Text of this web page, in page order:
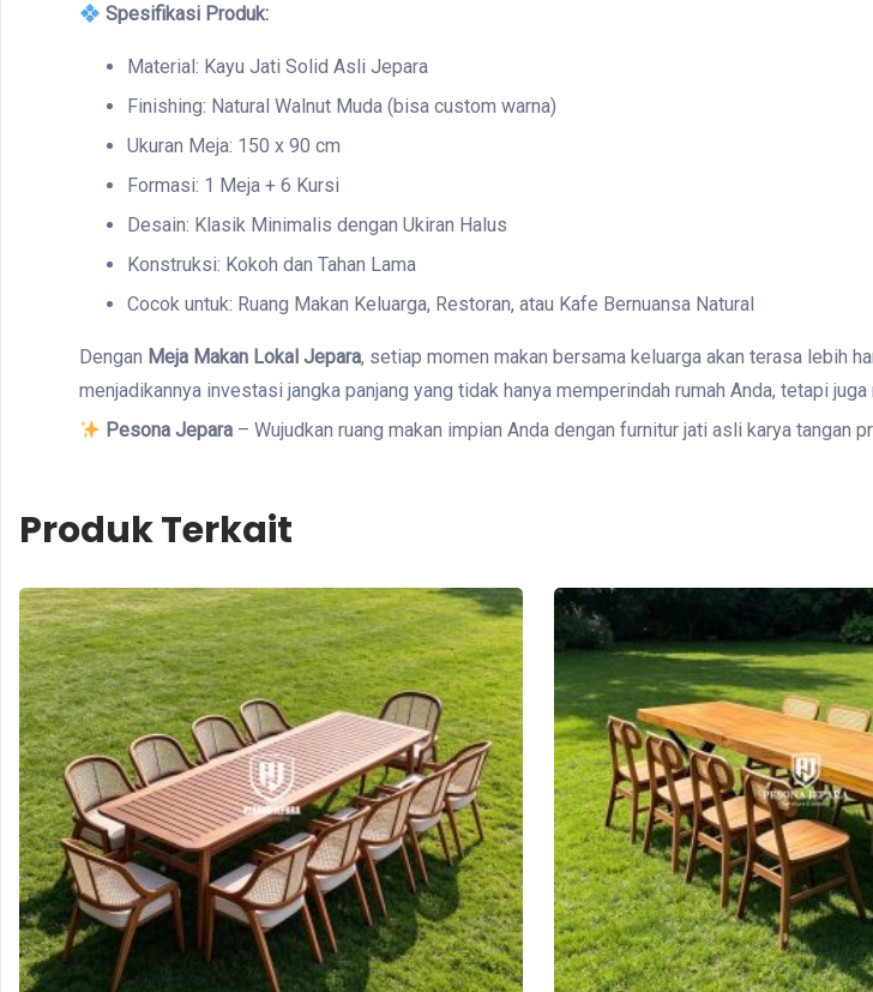
Spesifikasi Produk:
Material: Kayu Jati Solid Asli Jepara
Finishing: Natural Walnut Muda (bisa custom warna)
Ukuran Meja: 150 x 90 cm
Formasi: 1 Meja + 6 Kursi
Desain: Klasik Minimalis dengan Ukiran Halus
Konstruksi: Kokoh dan Tahan Lama
Cocok untuk: Ruang Makan Keluarga, Restoran, atau Kafe Bernuansa Natural
Dengan Meja Makan Lokal Jepara, setiap momen makan bersama keluarga akan terasa lebih
menjadikannya investasi jangka panjang yang tidak hanya memperindah rumah Anda, tetapi
Pesona Jepara – Wujudkan ruang makan impian Anda dengan furnitur jati asli karya tangan
Produk Terkait